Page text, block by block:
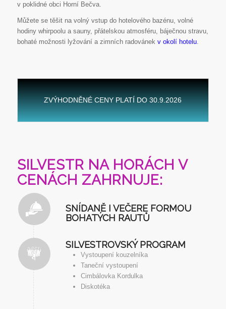
v poklidné obci Horní Bečva.
Můžete se těšit na volný vstup do hotelového bazénu, volné
hodiny whirpoolu a sauny, přátelskou atmosféru, báječnou stravu,
bohaté možnosti lyžování a zimních radovánek v okolí hotelu.
ZVÝHODNĚNÉ CENY PLATÍ DO 30.9.2026
SILVESTR NA HORÁCH V
CENÁCH ZAHRNUJE:
SNÍDANĚ I VEČERE FORMOU
BOHATÝCH RAUTŮ
SILVESTROVSKÝ PROGRAM
Vystoupení kouzelníka
Taneční vystoupení
Cimbálovka Kordulka
Diskotéka